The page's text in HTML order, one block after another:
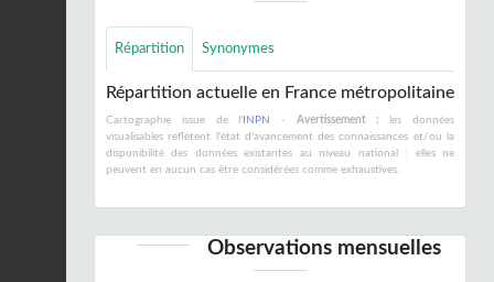
Répartition Synonymes
Répartition actuelle en France métropolitaine
Cartographie issue de l' INPN - Avertissement : les données
visualisables reflètent l'état d'avancement des connaissances et/ou la
disponibilité des données existantes au niveau national : elles ne
peuvent en aucun cas être considérées comme exhaustives.
Observations mensuelles